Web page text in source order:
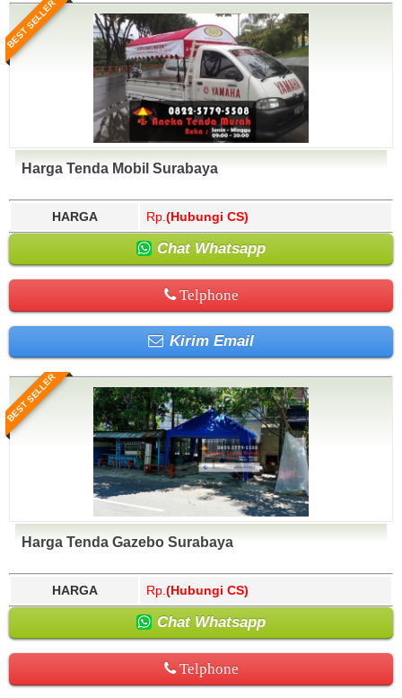
BEST SELLER
Harga Tenda Mobil Surabaya
HARGA Rp. (Hubungi CS)
Chat Whatsapp
Telphone
Kirim Email
BEST SELLER
Harga Tenda Gazebo Surabaya
HARGA Rp. (Hubungi CS)
Chat Whatsapp
Telphone